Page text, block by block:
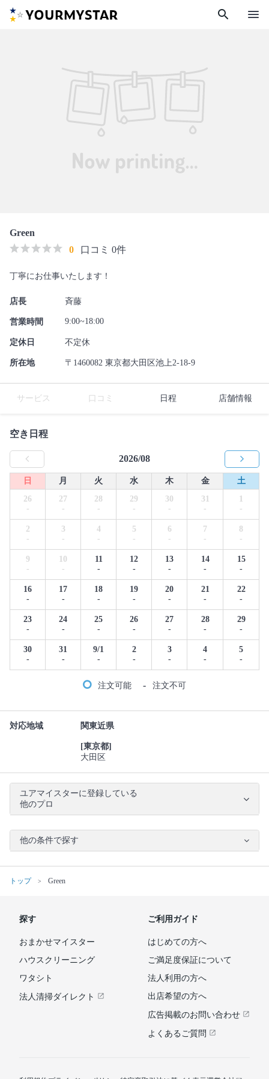
search menu
Green
0
口コミ 0件
丁寧にお仕事いたします！
店長 斉藤
営業時間 9:00~18:00
定休日 不定休
所在地 〒1460082 東京都大田区池上2-18-9
サービス 口コミ 日程 店舗情報
空き日程
2026/08
日 月 火 水 木 金
土
26
-
27
-
28
-
29
-
30
-
31
-
1
-
2
-
3
-
4
-
5
-
6
-
7
-
8
-
9
-
10
-
11
-
12
-
13
-
14
-
15
-
16
-
17
-
18
-
19
-
20
-
21
-
22
-
23
-
24
-
25
-
26
-
27
-
28
-
29
-
30
-
31
-
9/1
-
2
-
3
-
4
-
5
-
注文可能 - 注文不可
対応地域 関東近県
[東京都]
大田区
ユアマイスターに登録している
他のプロ
他の条件で探す
トップ Green
探す
おまかせマイスター
ハウスクリーニング
ワタシト
法人清掃ダイレクト
ご利用ガイド
はじめての方へ
ご満足度保証について
法人利用の方へ
出店希望の方へ
広告掲載のお問い合わせ
よくあるご質問